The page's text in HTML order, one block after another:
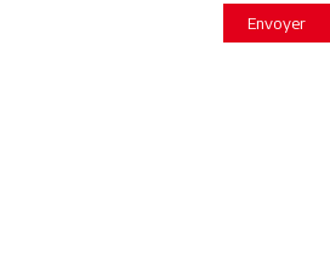
Envoyer